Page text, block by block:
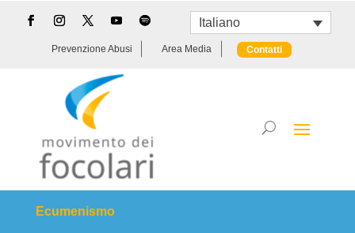
Italiano
Prevenzione Abusi Area Media Contatti
Ecumenismo